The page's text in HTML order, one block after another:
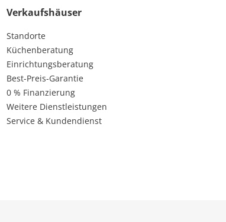
Verkaufshäuser
Standorte
Küchenberatung
Einrichtungsberatung
Best-Preis-Garantie
0 % Finanzierung
Weitere Dienstleistungen
Service & Kundendienst